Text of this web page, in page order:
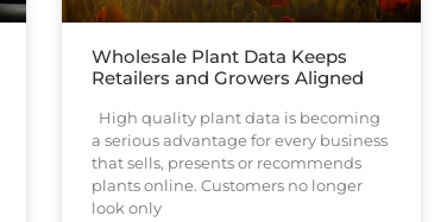
Wholesale Plant Data Keeps
Retailers and Growers Aligned
High quality plant data is becoming
a serious advantage for every business
that sells, presents or recommends
plants online. Customers no longer
look only